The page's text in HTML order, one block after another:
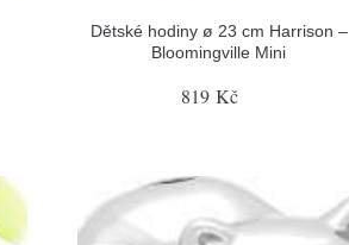
Dětské hodiny ø 23 cm Harrison –
Bloomingville Mini
819 Kč